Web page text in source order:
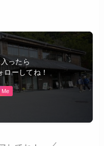
ったら
ーしてね！
Me